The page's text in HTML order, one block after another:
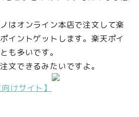
はオンライン本店で注文して楽
イントゲットします。楽天ポイ
も多いです。
文できるみたいですよ。